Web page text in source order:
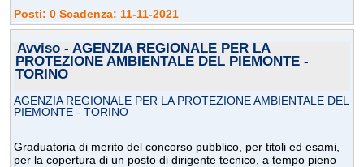
Posti: 0 Scadenza: 11-11-2021
Avviso - AGENZIA REGIONALE PER LA
PROTEZIONE AMBIENTALE DEL PIEMONTE -
TORINO
AGENZIA REGIONALE PER LA PROTEZIONE AMBIENTALE DEL
PIEMONTE - TORINO
Graduatoria di merito del concorso pubblico, per titoli ed esami,
per la copertura di un posto di dirigente tecnico, a tempo pieno